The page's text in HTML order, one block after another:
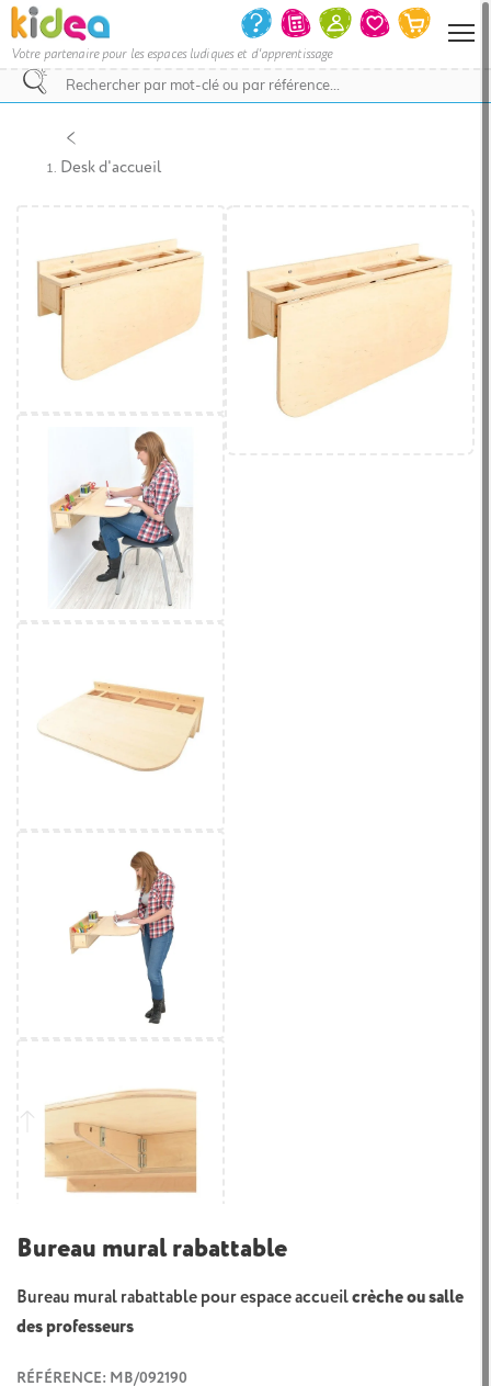
Votre partenaire pour les espaces ludiques et d'apprentissage
invitons
pour
savoir
votre
d’une
livraison.
Desk d'accueil
Bureau mural rabattable
Bureau mural rabattable pour espace accueilcrèche ou salle
des professeurs
RÉFÉRENCE: MB/092190